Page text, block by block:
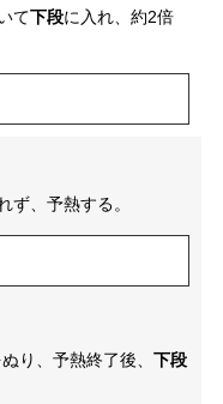
て下段に入れ、約2倍
ず、予熱する。
り、予熱終了後、 下段